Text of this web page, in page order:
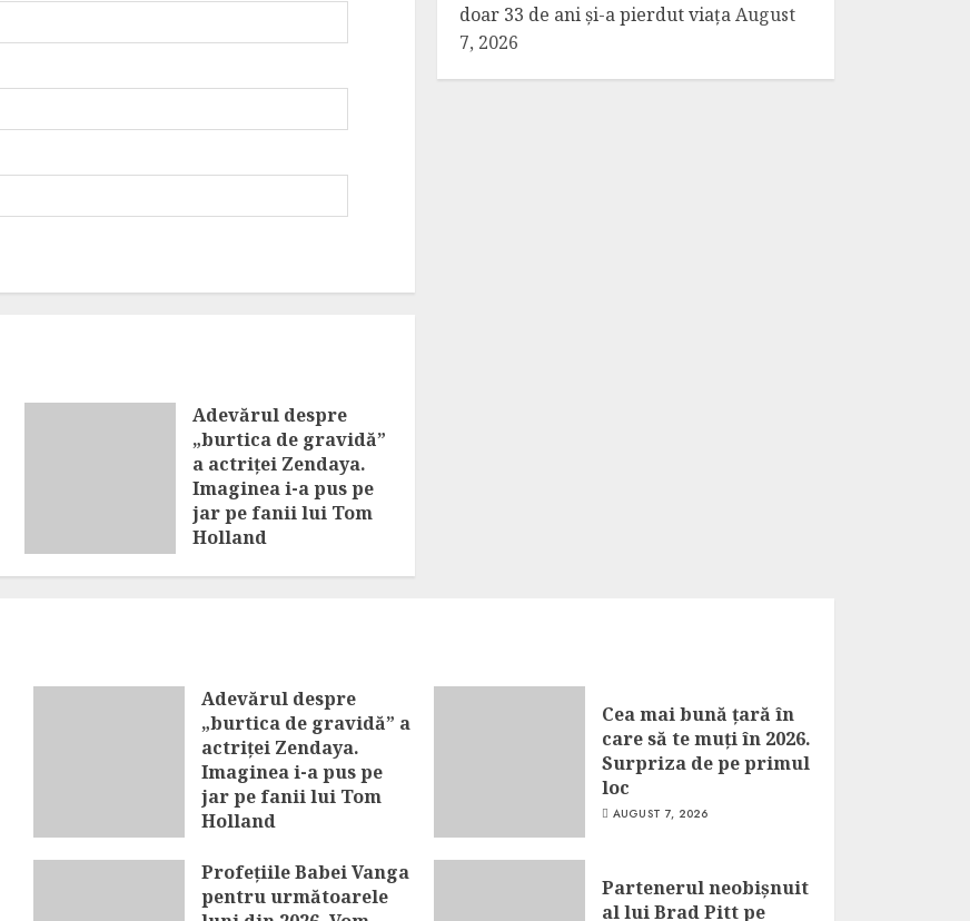
Adevărul despre
„burtica de gravidă”
a actriței Zendaya.
Imaginea i-a pus pe
jar pe fanii lui Tom
Holland
doar 33 de ani și-a pierdut viațaAugust
7, 2026
Adevărul despre
„burtica de gravidă” a
actriței Zendaya.
Imaginea i-a pus pe
jar pe fanii lui Tom
Holland
Cea mai bună țară în
care să te muți în 2026.
Surpriza de pe primul
loc
AUGUST 7, 2026
Profețiile Babei Vanga
pentru următoarele
Partenerul neobișnuit
al lui Brad Pitt pe